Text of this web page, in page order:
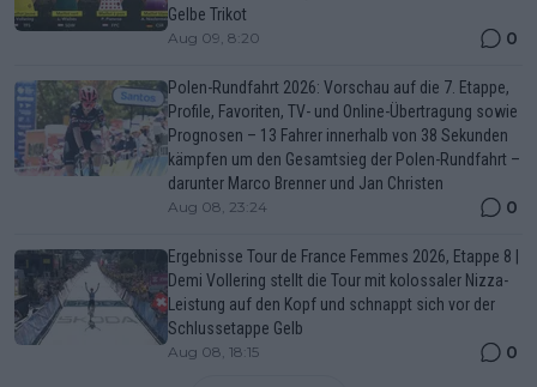
Gelbe Trikot
Aug 09, 8:20 0
Polen-Rundfahrt 2026: Vorschau auf die 7. Etappe,
Profile, Favoriten, TV- und Online-Übertragung sowie
Prognosen – 13 Fahrer innerhalb von 38 Sekunden
kämpfen um den Gesamtsieg der Polen-Rundfahrt –
darunter Marco Brenner und Jan Christen
Aug 08, 23:24 0
Ergebnisse Tour de France Femmes 2026, Etappe 8 |
Demi Vollering stellt die Tour mit kolossaler Nizza-
Leistung auf den Kopf und schnappt sich vor der
Schlussetappe Gelb
Aug 08, 18:15 0